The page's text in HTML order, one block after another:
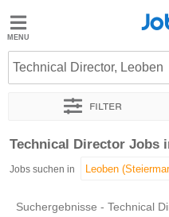
Jobted
Jobs
Technical Director, Leoben
Filter
Sortieren nach Genauer
Technical Director Jobs
Jobs suchen in
Suchergebnisse - Technical